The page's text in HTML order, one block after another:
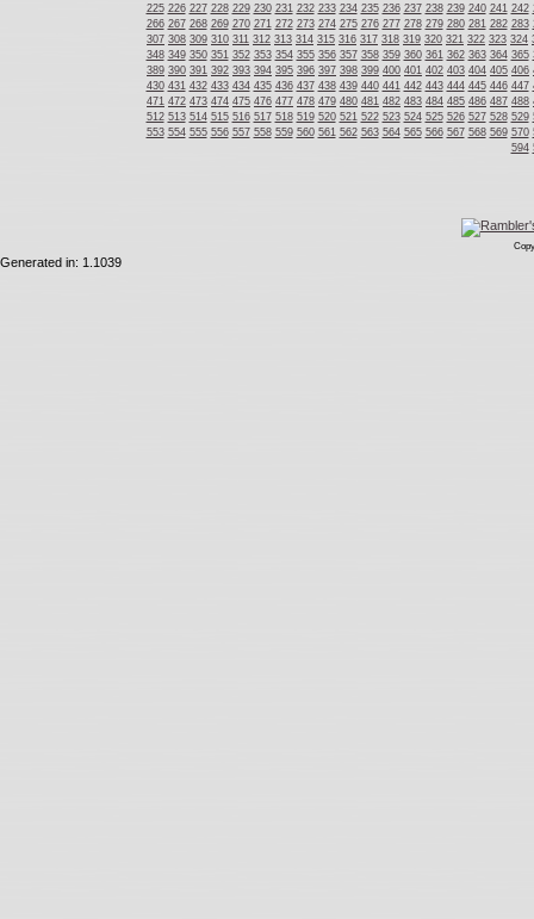
225 226 227 228 229 230 231 232 233 234 235 236 237 238 239 240 241 242
266 267 268 269 270 271 272 273 274 275 276 277 278 279 280 281 282 283
307 308 309 310 311 312 313 314 315 316 317 318 319 320 321 322 323 324
348 349 350 351 352 353 354 355 356 357 358 359 360 361 362 363 364 365
389 390 391 392 393 394 395 396 397 398 399 400 401 402 403 404 405 406
430 431 432 433 434 435 436 437 438 439 440 441 442 443 444 445 446 447
471 472 473 474 475 476 477 478 479 480 481 482 483 484 485 486 487 488
512 513 514 515 516 517 518 519 520 521 522 523 524 525 526 527 528 529
553 554 555 556 557 558 559 560 561 562 563 564 565 566 567 568 569 570
594
Generated in: 1.1039